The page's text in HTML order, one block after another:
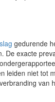
gedurende
De exacte
leiden niet tot
van